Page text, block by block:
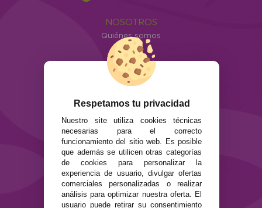
NOSOTROS
Quiénes somos
Info
ATENCIÓN AL CLIENTE
Envíos y devoluciones
Formas de pago
SEGURIDAD Y PRIVACIDAD
Términos y condiciones de uso
Política de privacidad
Política de cookies
Respetamos tu privacidad
Nuestro site utiliza cookies técnicas
necesarias para el correcto
funcionamiento del sitio web. Es posible
que además se utilicen otras categorías
de cookies para personalizar la
experiencia de usuario, divulgar ofertas
comerciales personalizadas o realizar
análisis para optimizar nuestra oferta. El
usuario puede retirar su consentimiento